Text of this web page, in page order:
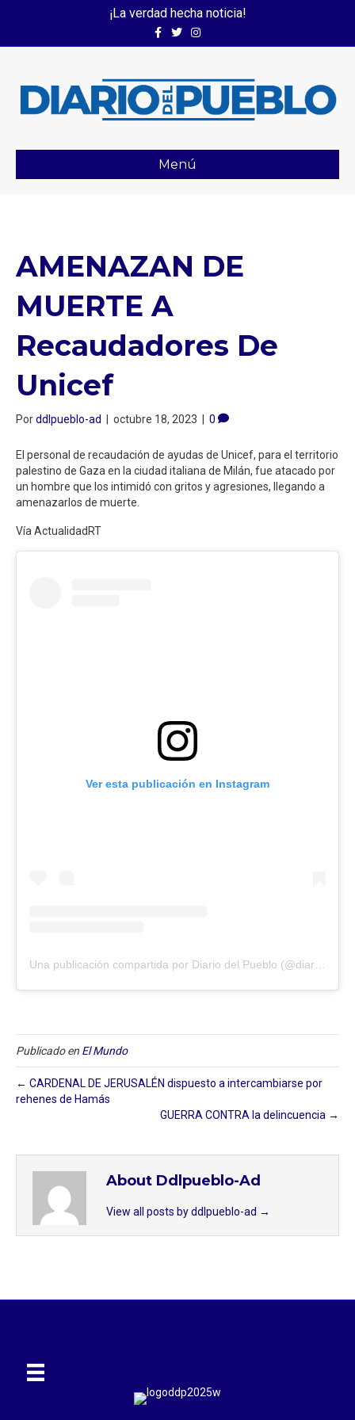
¡La verdad hecha noticia!
FacebookTwitterInstagram
Menú
AMENAZAN DE
MUERTE A
Recaudadores De
Unicef
Porddlpueblo-ad | octubre 18, 2023 | 0
El personal de recaudación de ayudas de Unicef, para el territorio
palestino de Gaza en la ciudad italiana de Milán, fue atacado por
un hombre que los intimidó con gritos y agresiones, llegando a
amenazarlos de muerte.
Vía ActualidadRT
Ver esta publicación en Instagram
Publicado en El Mundo
← CARDENAL DE JERUSALÉN dispuesto a intercambiarse por
rehenes de Hamás
GUERRA CONTRA la delincuencia →
About Ddlpueblo-Ad
View all posts by ddlpueblo-ad →